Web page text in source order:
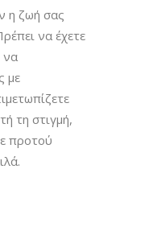
η ζωή σας
να έχετε
να
με
τη στιγμή,
προτού